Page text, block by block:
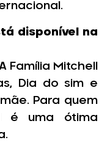
disponível na
Família Mitchell
Dia do sim e
Para quem
é uma ótima